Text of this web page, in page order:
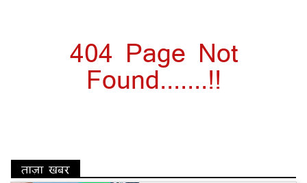
404 Page Not
Found.......!!
ताज़ा खबर